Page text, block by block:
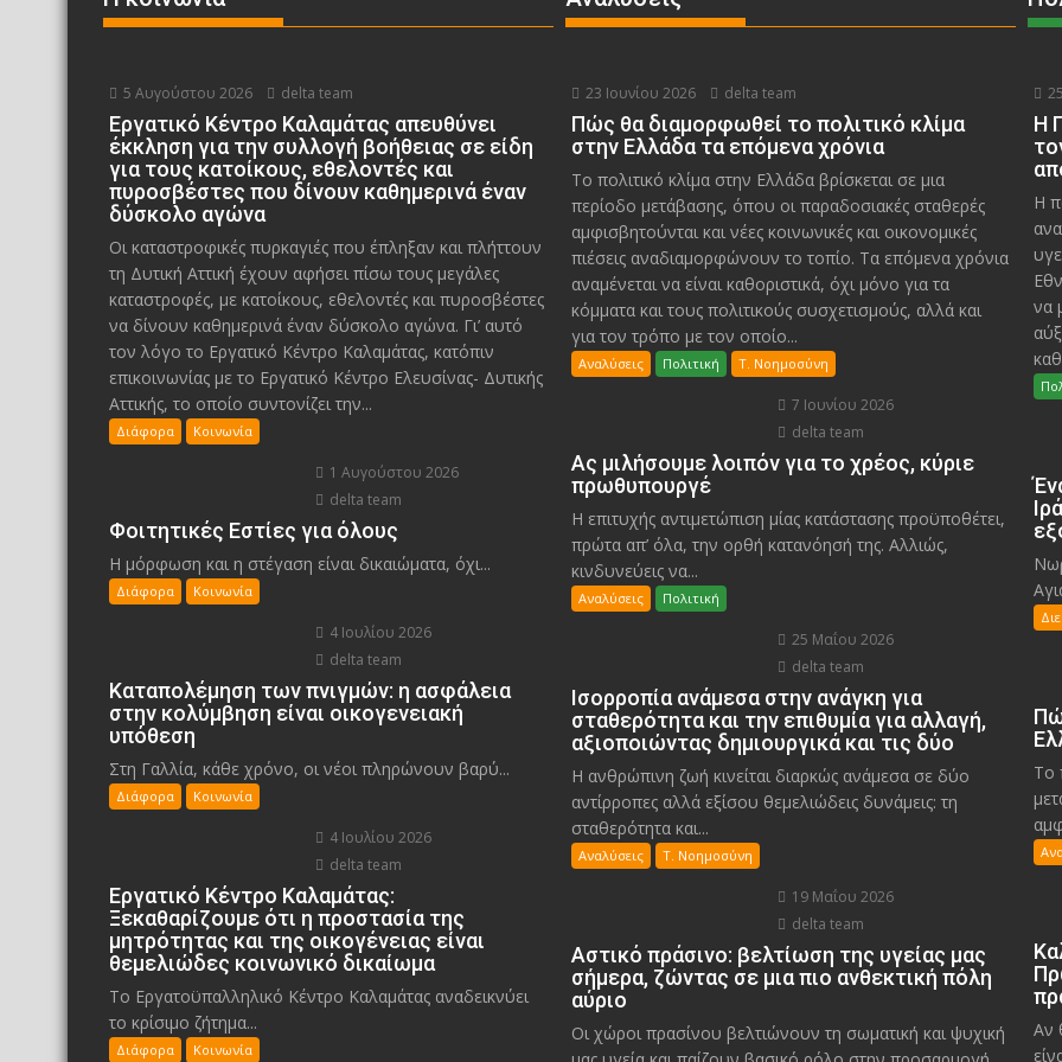
5 Αυγούστου 2026 delta team
Εργατικό Κέντρο Καλαμάτας απευθύνει
έκκληση για την συλλογή βοήθειας σε είδη
για τους κατοίκους, εθελοντές και
πυροσβέστες που δίνουν καθημερινά έναν
δύσκολο αγώνα
Οι καταστροφικές πυρκαγιές που έπληξαν και πλήττουν
τη Δυτική Αττική έχουν αφήσει πίσω τους μεγάλες
καταστροφές, με κατοίκους, εθελοντές και πυροσβέστες
να δίνουν καθημερινά έναν δύσκολο αγώνα. Γι’ αυτό
τον λόγο το Εργατικό Κέντρο Καλαμάτας, κατόπιν
επικοινωνίας με το Εργατικό Κέντρο Ελευσίνας- Δυτικής
Αττικής, το οποίο συντονίζει την...
Διάφορα Κοινωνία
1 Αυγούστου 2026
delta team
Φοιτητικές Εστίες για όλους
Η μόρφωση και η στέγαση είναι δικαιώματα, όχι...
Διάφορα Κοινωνία
4 Ιουλίου 2026
delta team
Καταπολέμηση των πνιγμών: η ασφάλεια
στην κολύμβηση είναι οικογενειακή
υπόθεση
Στη Γαλλία, κάθε χρόνο, οι νέοι πληρώνουν βαρύ...
Διάφορα Κοινωνία
4 Ιουλίου 2026
delta team
Εργατικό Κέντρο Καλαμάτας:
Ξεκαθαρίζουμε ότι η προστασία της
μητρότητας και της οικογένειας είναι
θεμελιώδες κοινωνικό δικαίωμα
Το Εργατοϋπαλληλικό Κέντρο Καλαμάτας αναδεικνύει
το κρίσιμο ζήτημα...
Διάφορα Κοινωνία
23 Ιουνίου 2026 delta team
Πώς θα διαμορφωθεί το πολιτικό κλίμα
στην Ελλάδα τα επόμενα χρόνια
Το πολιτικό κλίμα στην Ελλάδα βρίσκεται σε μια
περίοδο μετάβασης, όπου οι παραδοσιακές σταθερές
αμφισβητούνται και νέες κοινωνικές και οικονομικές
πιέσεις αναδιαμορφώνουν το τοπίο. Τα επόμενα χρόνια
αναμένεται να είναι καθοριστικά, όχι μόνο για τα
κόμματα και τους πολιτικούς συσχετισμούς, αλλά και
για τον τρόπο με τον οποίο...
Αναλύσεις Πολιτική Τ. Νοημοσύνη
7 Ιουνίου 2026
delta team
Ας μιλήσουμε λοιπόν για το χρέος, κύριε
πρωθυπουργέ
Η επιτυχής αντιμετώπιση μίας κατάστασης προϋποθέτει,
πρώτα απ’ όλα, την ορθή κατανόησή της. Αλλιώς,
κινδυνεύεις να...
Αναλύσεις Πολιτική
25 Μαΐου 2026
delta team
Ισορροπία ανάμεσα στην ανάγκη για
σταθερότητα και την επιθυμία για αλλαγή,
αξιοποιώντας δημιουργικά και τις δύο
Η ανθρώπινη ζωή κινείται διαρκώς ανάμεσα σε δύο
αντίρροπες αλλά εξίσου θεμελιώδεις δυνάμεις: τη
σταθερότητα και...
Αναλύσεις Τ. Νοημοσύνη
19 Μαΐου 2026
delta team
Αστικό πράσινο: βελτίωση της υγείας μας
σήμερα, ζώντας σε μια πιο ανθεκτική πόλη
αύριο
Οι χώροι πρασίνου βελτιώνουν τη σωματική και ψυχική
Η
Η
να
Το
Αν